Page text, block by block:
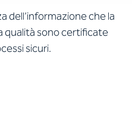
dell’informazione che la
qualità sono certificate
sicuri.